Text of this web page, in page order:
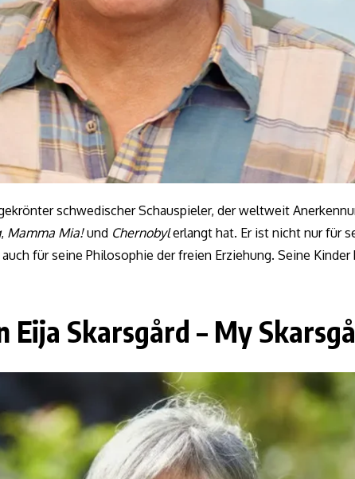
schwedischer Schauspieler, der weltweit
, Mamma Mia!und Chernobylerlangt hat. Er ist nicht nur für
für seine Philosophie der freien Erziehung. Seine
Eija Skarsgård – My